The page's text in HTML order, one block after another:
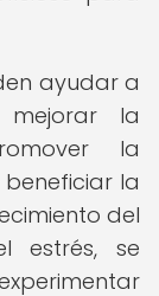
ayudar a
mejorar la
la
la
del
estrés, se